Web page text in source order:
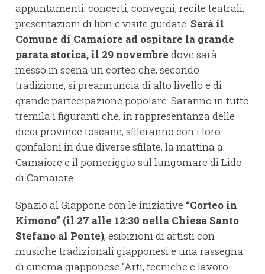
appuntamenti: concerti, convegni, recite teatrali,
presentazioni di libri e visite guidate. Sarà il
Comune di Camaiore ad ospitare la grande
parata storica, il 29 novembre dove sarà
messo in scena un corteo che, secondo
tradizione, si preannuncia di alto livello e di
grande partecipazione popolare. Saranno in tutto
tremila i figuranti che, in rappresentanza delle
dieci province toscane, sfileranno con i loro
gonfaloni in due diverse sfilate, la mattina a
Camaiore e il pomeriggio sul lungomare di Lido
di Camaiore.
Spazio al Giappone con le iniziative “Corteo in
Kimono” (il 27 alle 12:30 nella Chiesa Santo
Stefano al Ponte), esibizioni di artisti con
musiche tradizionali giapponesi e una rassegna
di cinema giapponese “Arti, tecniche e lavoro